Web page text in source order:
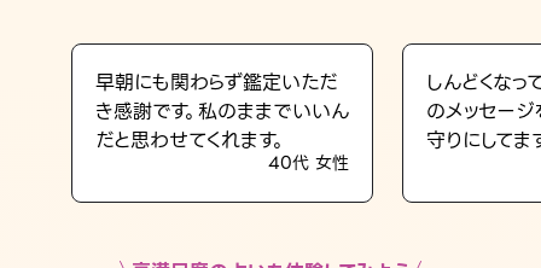
LINE占いを開く
※LINEアプリ内のサービスページへ遷移します
早朝にも関わらず鑑定いただ
き感謝です。私のままでいいん
だと思わせてくれます。
40代 女性
しんどくなっ
のメッセー
守りにしてま